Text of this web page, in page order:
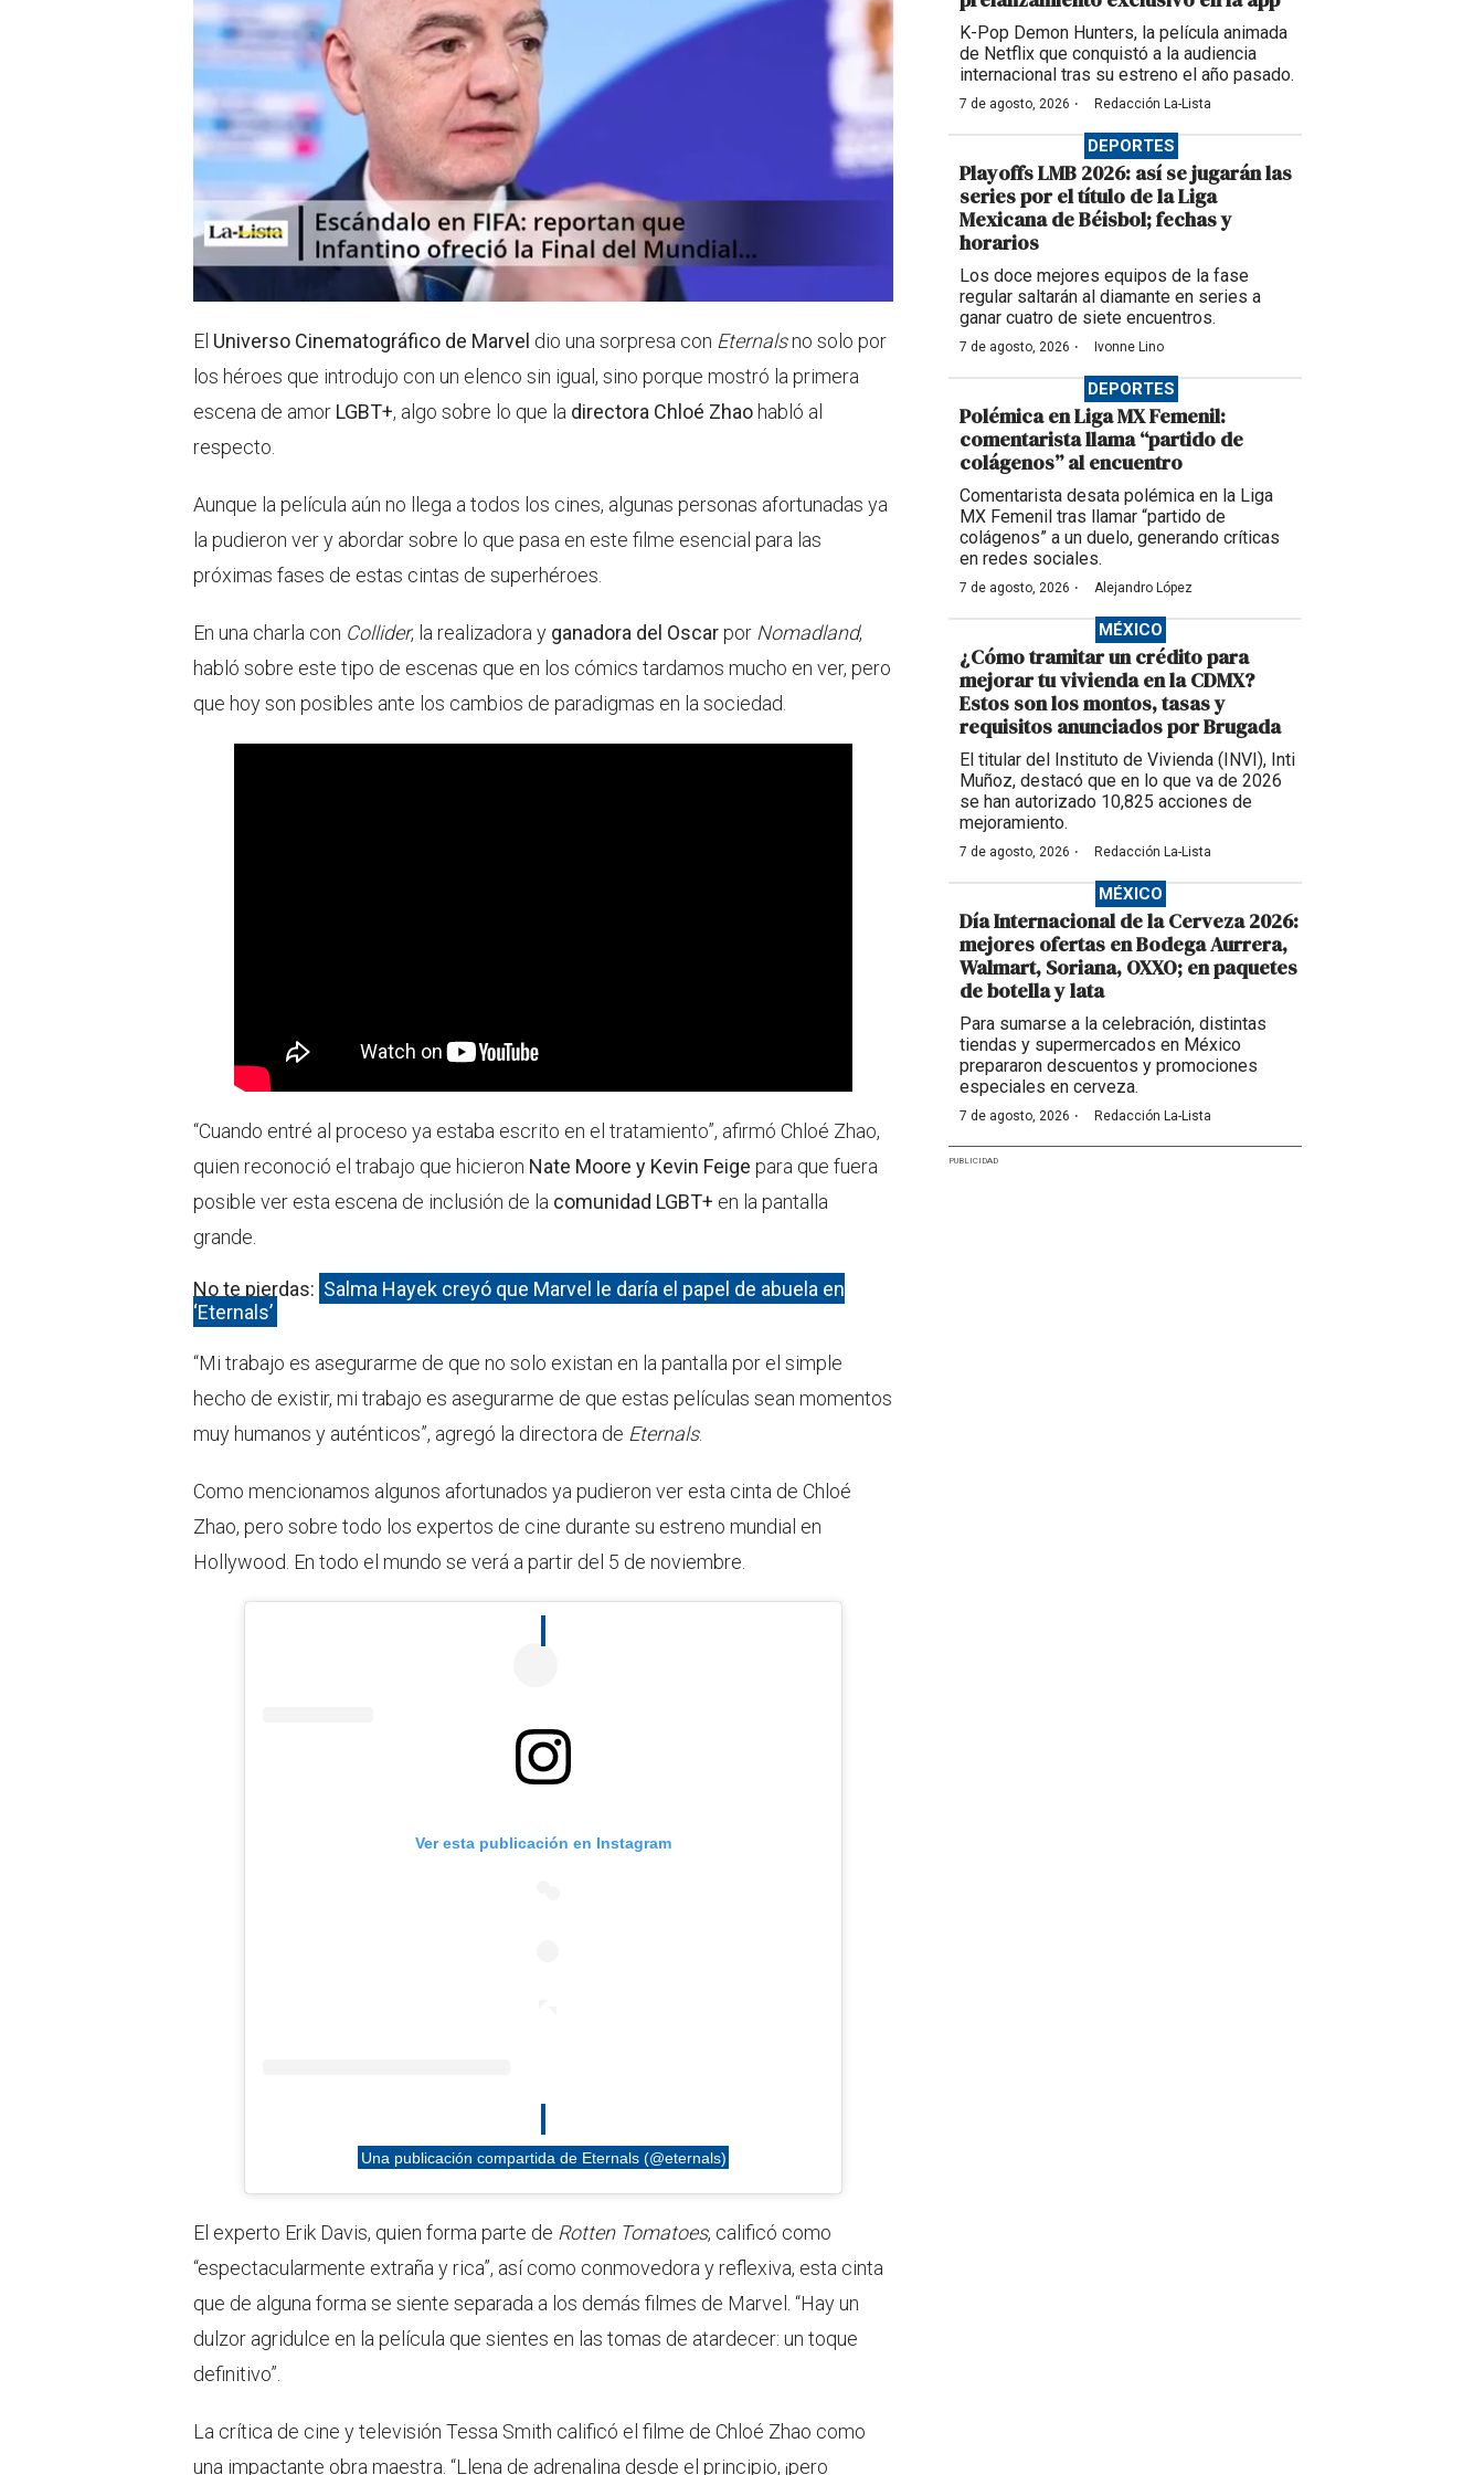
El Universo Cinematográfico de Marvel dio una sorpresa con Eternalsno solo por
los héroes que introdujo con un elenco sin igual, sino porque mostró la primera
escena de amor LGBT+, algo sobre lo que la directora Chloé Zhaohabló al
respecto.
Aunque la película aún no llega a todos los cines, algunas personas afortunadas ya
la pudieron ver y abordar sobre lo que pasa en este filme esencial para las
próximas fases de estas cintas de superhéroes.
En una charla con Collider, la realizadora y ganadora del Oscarpor Nomadland,
habló sobre este tipo de escenas que en los cómics tardamos mucho en ver, pero
que hoy son posibles ante los cambios de paradigmas en la sociedad.
“Cuando entré al proceso ya estaba escrito en el tratamiento”, afirmó Chloé Zhao,
quien reconoció el trabajo que hicieron Nate Moore y Kevin Feige para que fuera
posible ver esta escena de inclusión de la comunidad LGBT+ en la pantalla
grande.
No te pierdas: Salma Hayek creyó que Marvel le daría el papel de abuela en
‘Eternals’
“Mi trabajo es asegurarme de que no solo existan en la pantalla por el simple
hecho de existir, mi trabajo es asegurarme de que estas películas sean momentos
muy humanos y auténticos”, agregó la directora de Eternals.
Como mencionamos algunos afortunados ya pudieron ver esta cinta de Chloé
Zhao, pero sobre todo los expertos de cine durante su estreno mundial en
Hollywood. En todo el mundo se verá a partir del 5 de noviembre.
Ver esta publicación en Instagram
Una publicación compartida de Eternals (@eternals)
El experto Erik Davis, quien forma parte de Rotten Tomatoes, calificó como
“espectacularmente extraña y rica”, así como conmovedora y reflexiva, esta cinta
que de alguna forma se siente separada a los demás filmes de Marvel. “Hay un
dulzor agridulce en la película que sientes en las tomas de atardecer: un toque
definitivo”.
La crítica de cine y televisión Tessa Smith calificó el filme de Chloé Zhao como
una impactante obra maestra. “Llena de adrenalina desde el principio, ¡pero
K-Pop Demon Hunters, la película animada
de Netflix que conquistó a la audiencia
internacional tras su estreno el año pasado.
7 de agosto, 2026 · Redacción La-Lista
DEPORTES
Playoffs LMB 2026: así se jugarán las
series por el título de la Liga
Mexicana de Béisbol; fechas y
horarios
Los doce mejores equipos de la fase
regular saltarán al diamante en series a
ganar cuatro de siete encuentros.
7 de agosto, 2026 · Ivonne Lino
DEPORTES
Polémica en Liga MX Femenil:
comentarista llama “partido de
colágenos” al encuentro
Comentarista desata polémica en la Liga
MX Femenil tras llamar “partido de
colágenos” a un duelo, generando críticas
en redes sociales.
7 de agosto, 2026 · Alejandro López
MÉXICO
¿Cómo tramitar un crédito para
mejorar tu vivienda en la CDMX?
Estos son los montos, tasas y
requisitos anunciados por Brugada
El titular del Instituto de Vivienda (INVI), Inti
Muñoz, destacó que en lo que va de 2026
se han autorizado 10,825 acciones de
mejoramiento.
7 de agosto, 2026 · Redacción La-Lista
MÉXICO
Día Internacional de la Cerveza 2026:
mejores ofertas en Bodega Aurrera,
Walmart, Soriana, OXXO; en paquetes
de botella y lata
Para sumarse a la celebración, distintas
tiendas y supermercados en México
prepararon descuentos y promociones
especiales en cerveza.
7 de agosto, 2026 · Redacción La-Lista
PUBLICIDAD